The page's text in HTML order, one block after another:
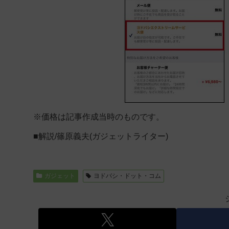
※価格は記事作成当時のものです。
■解説/篠原義夫(ガジェットライター)
ガジェット ヨドバシ・ドット・コム